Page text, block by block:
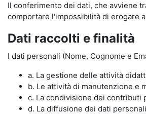
Il conferimento dei dati, che avviene
comportare l'impossibilità di erogare
Dati raccolti e finalità
I dati personali (Nome, Cognome e
a. La gestione delle attività
b. Le attività di manutenzione e
c. La condivisione dei
d. La diffusione dei dati